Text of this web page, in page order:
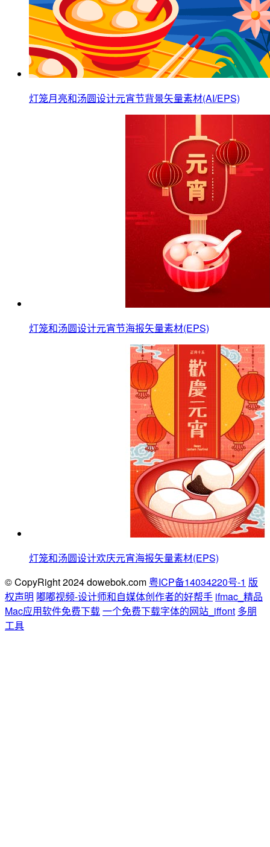
灯笼月亮和汤圆设计元宵节背景矢量素材(AI/EPS)
灯笼和汤圆设计元宵节海报矢量素材(EPS)
灯笼和汤圆设计欢庆元宵海报矢量素材(EPS)
© CopyRight 2024 dowebok.com 粤ICP备14034220号-1 版
权声明 嘟嘟视频-设计师和自媒体创作者的好帮手 ifmac_精品
Mac应用软件免费下载一个免费下载字体的网站_iffont 多朋
工具